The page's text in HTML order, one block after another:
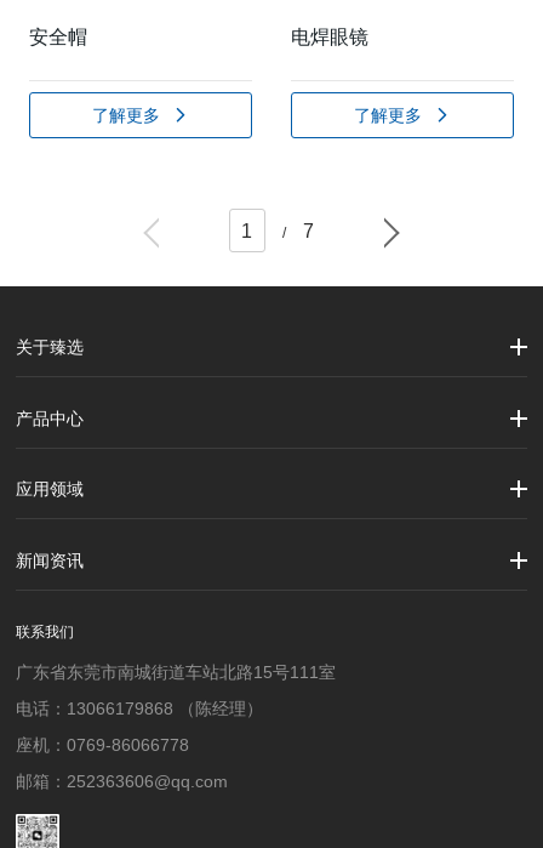
安全帽
了解更多
电焊眼镜
了解更多
1 / 7
关于臻选
产品中心
应用领域
新闻资讯
联系我们
广东省东莞市南城街道车站北路15号111室
电话：13066179868 （陈经理）
座机：0769-86066778
邮箱：252363606@qq.com